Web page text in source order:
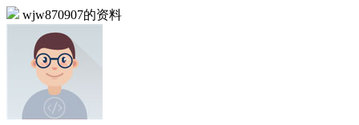
wjw870907的资料